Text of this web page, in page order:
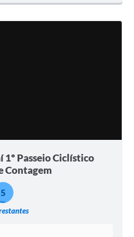
1º Passeio Ciclístico
Contagem
5